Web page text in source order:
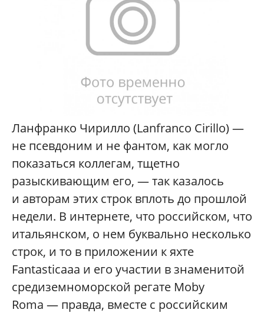
Ланфранко Чирилло (Lanfranco Cirillo) —
не псевдоним и не фантом, как могло
показаться коллегам, тщетно
разыскивающим его, — так казалось
и авторам этих строк вплоть до прошлой
недели. В интернете, что российском, что
итальянском, о нем буквально несколько
строк, и то в приложении к яхте
Fantasticaaa и его участии в знаменитой
средиземноморской регате Moby
Roma — правда, вместе с российским